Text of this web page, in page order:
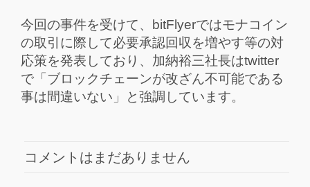
今回の事件を受けて、bitFlyerではモナコイン
の取引に際して必要承認回収を増やす等の対
応策を発表しており、加納裕三社長はtwitter
で「ブロックチェーンが改ざん不可能である
事は間違いない」と強調しています。
コメントはまだありません